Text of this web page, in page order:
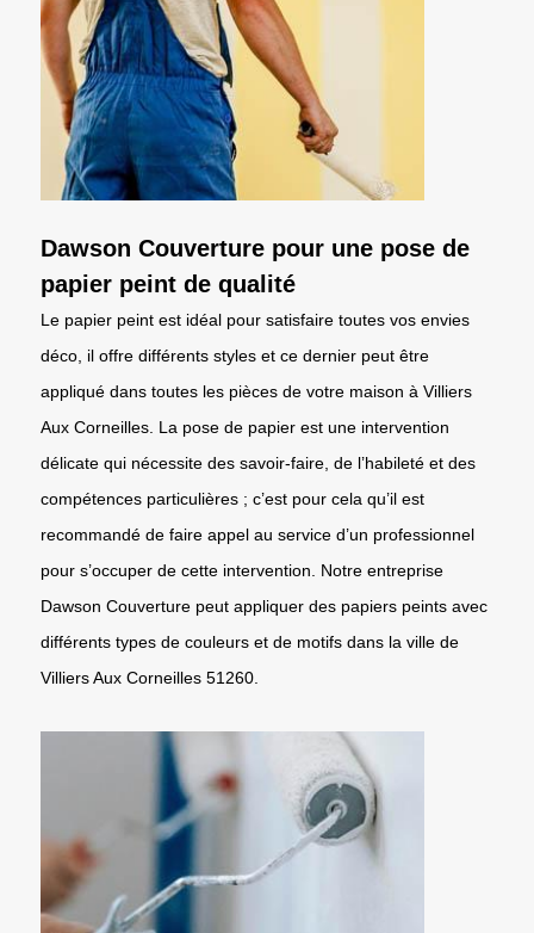
Dawson Couverture pour une pose de
papier peint de qualité
Le papier peint est idéal pour satisfaire toutes vos envies
déco, il offre différents styles et ce dernier peut être
appliqué dans toutes les pièces de votre maison à Villiers
Aux Corneilles. La pose de papier est une intervention
délicate qui nécessite des savoir-faire, de l’habileté et des
compétences particulières ; c’est pour cela qu’il est
recommandé de faire appel au service d’un professionnel
pour s’occuper de cette intervention. Notre entreprise
Dawson Couverture peut appliquer des papiers peints avec
différents types de couleurs et de motifs dans la ville de
Villiers Aux Corneilles 51260.